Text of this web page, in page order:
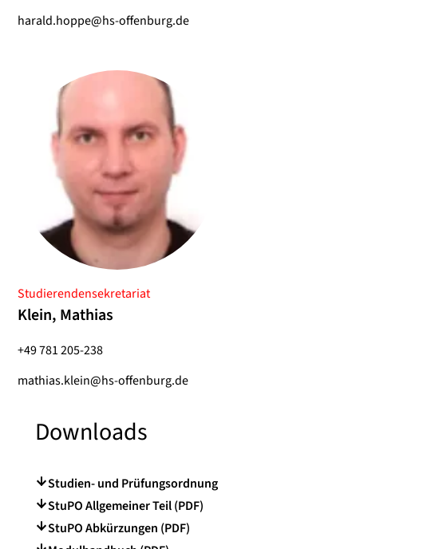
harald.hoppe@hs-offenburg.de
Studierendensekretariat
Klein, Mathias
+49 781 205-238
mathias.klein@hs-offenburg.de
Downloads
Studien- und Prüfungsordnung
StuPO Allgemeiner Teil (PDF)
StuPO Abkürzungen (PDF)